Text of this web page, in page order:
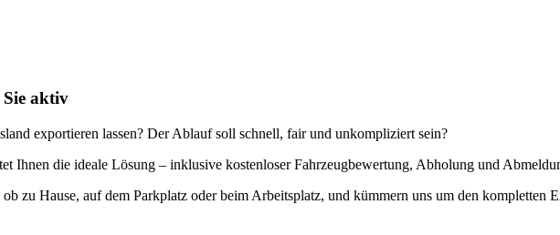
aktiv
exportieren lassen? Der Ablauf soll schnell, fair und unkompliziert sein?
Ihnen die ideale Lösung – inklusive kostenloser Fahrzeugbewertung, Abholung und
zu Hause, auf dem Parkplatz oder beim Arbeitsplatz, und kümmern uns um den kompletten